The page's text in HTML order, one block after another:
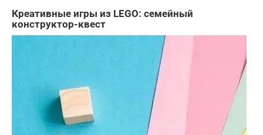
Креативные игры из LEGO: семейный
конструктор-квест